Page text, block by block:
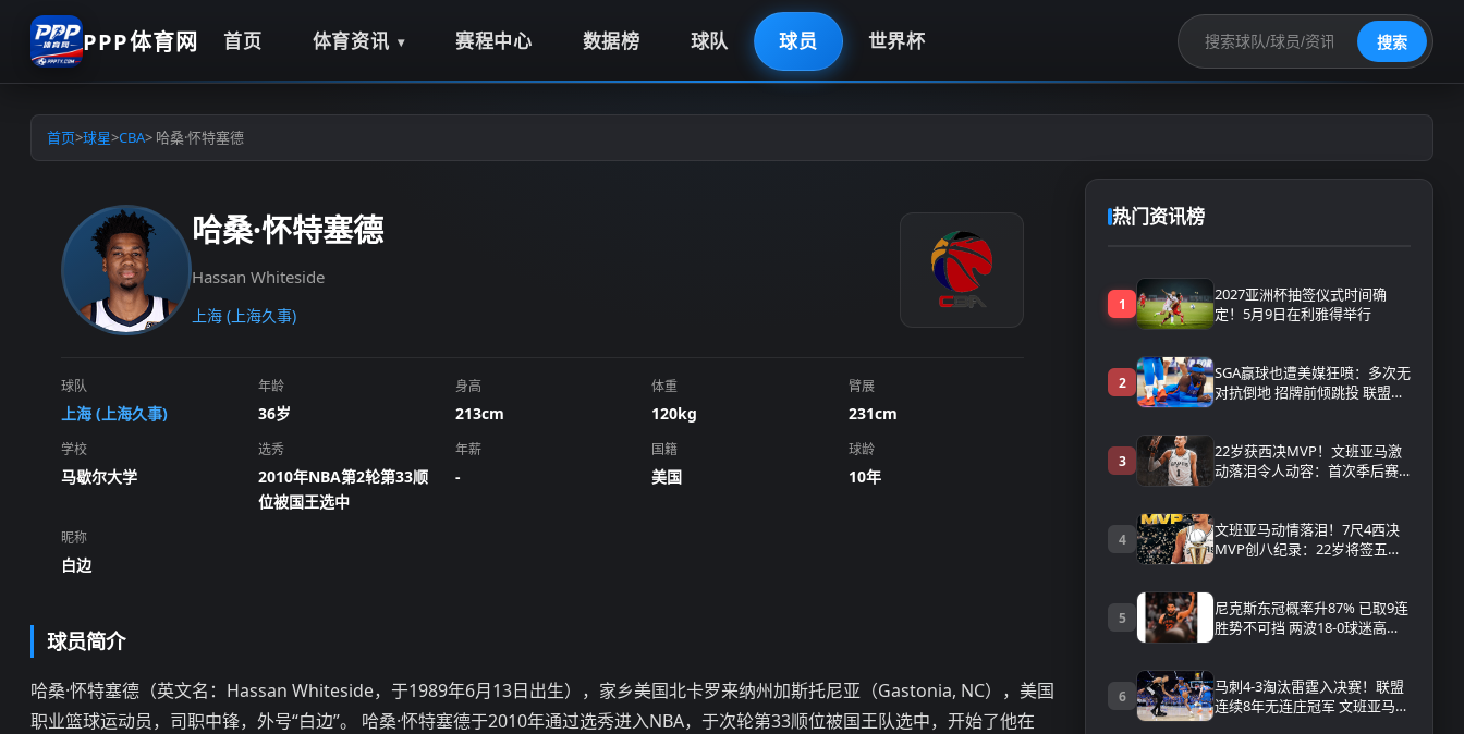
PPP体育网 首页 体育资讯 赛程中心 数据榜 球队 球员 世界杯 搜索
首页>球星>CBA> 哈桑·怀特塞德
哈桑·怀特塞德
Hassan Whiteside
上海 (上海久事)
球队
上海 (上海久事)
年龄
36岁
身高
213cm
体重
120kg
臂展
231cm
学校
马歇尔大学
选秀
2010年NBA第2轮第33顺
位被国王选中
年薪
-
国籍
美国
球龄
10年
昵称
白边
球员简介
哈桑·怀特塞德（英文名：Hassan Whiteside，于1989年6月13日出生），家乡美国北卡罗来纳州加斯托尼亚（Gastonia, NC），美国
职业篮球运动员，司职中锋，外号“白边”。 哈桑·怀特塞德于2010年通过选秀进入NBA，于次轮第33顺位被国王队选中，开始了他在
热门资讯榜
1
2027亚洲杯抽签仪式时间确
定！5月9日在利雅得举行
2
SGA赢球也遭美媒狂喷：多次无
对抗倒地 招牌前倾跳投 联盟该
3
22岁获西决MVP！文班亚马激
动落泪令人动容：首次季后赛
4
文班亚马动情落泪！7尺4西决
MVP创八纪录：22岁将签五年
5
尼克斯东冠概率升87% 已取9连
胜势不可挡 两波18-0球迷高呼
6
马刺4-3淘汰雷霆入决赛！联盟
连续8年无连庄冠军 文班亚马泪